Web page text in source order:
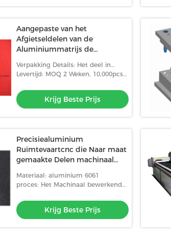
Aangepaste van het
Afgietseldelen van de
Aluminiummatrijs de
Precision Air Hoge
Verpakking Details: Het deel in
Plastic Dienblad, dan in Kartons,
verpakte algemene toen Ny
Levertijd: MOQ 2 Weken, 10,000pcs+:
Krijg Beste Prijs
Precisiealuminium
Ruimtevaartcnc die Naar maat
gemaakte Delen machinaal
Materiaal: aluminium 6061
proces: Het Machinaal bewerkende
Krijg Beste Prijs